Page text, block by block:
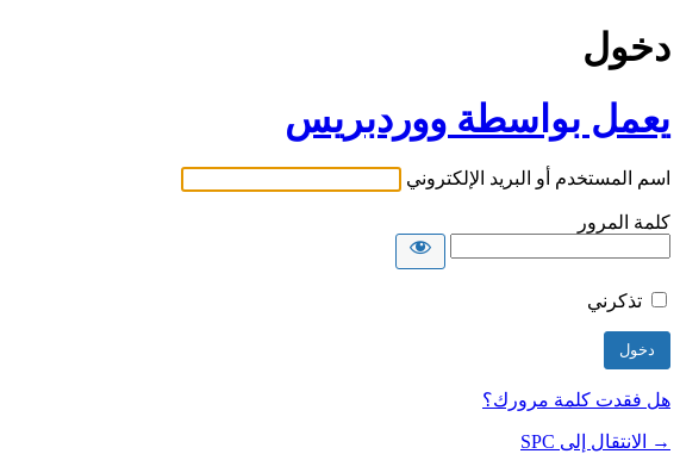
دخول
يعمل بواسطة ووردبريس
اسم المستخدم أو البريد الإلكتروني
كلمة المرور
تذكرني
هل فقدت كلمة مرورك؟
→ الانتقال إلى SPC